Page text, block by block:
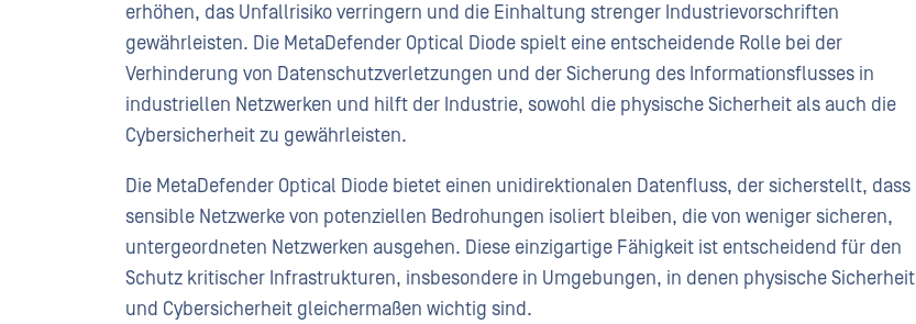
erhöhen, das Unfallrisiko verringern und die Einhaltung strenger Industrievorschriften
gewährleisten. Die MetaDefender Optical Diode spielt eine entscheidende Rolle bei der
Verhinderung von Datenschutzverletzungen und der Sicherung des Informationsflusses in
industriellen Netzwerken und hilft der Industrie, sowohl die physische Sicherheit als auch die
Cybersicherheit zu gewährleisten.
Die MetaDefender Optical Diode bietet einen unidirektionalen Datenfluss, der sicherstellt, dass
sensible Netzwerke von potenziellen Bedrohungen isoliert bleiben, die von weniger sicheren,
untergeordneten Netzwerken ausgehen. Diese einzigartige Fähigkeit ist entscheidend für den
Schutz kritischer Infrastrukturen, insbesondere in Umgebungen, in denen physische Sicherheit
und Cybersicherheit gleichermaßen wichtig sind.